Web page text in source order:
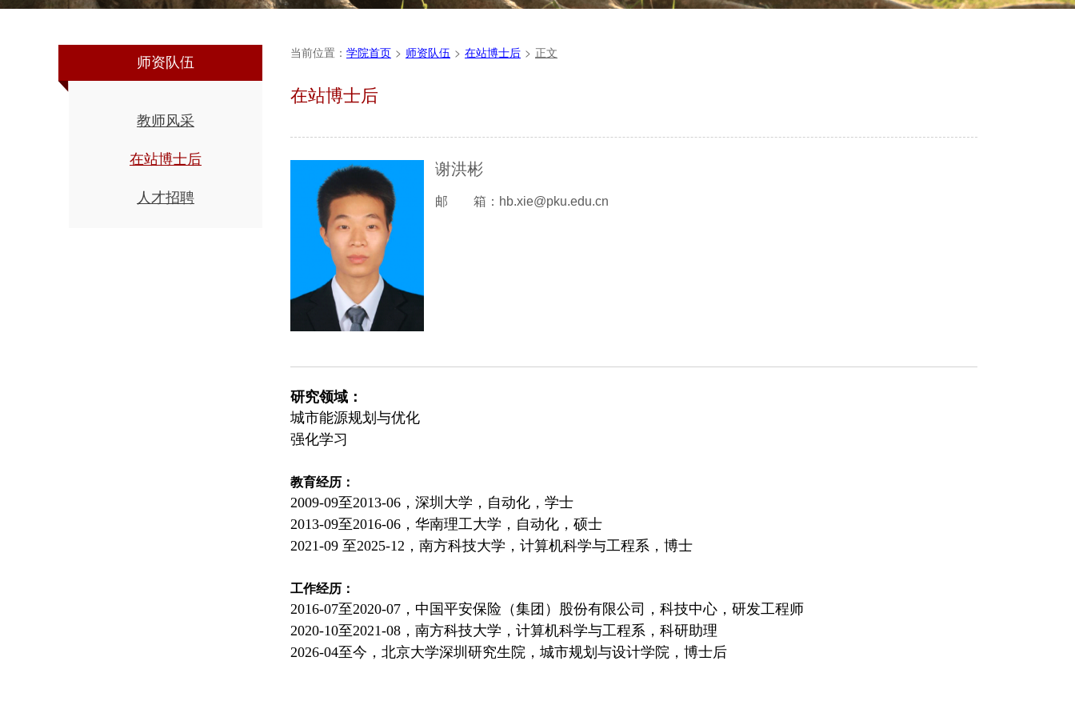
师资队伍
教师风采
在站博士后
人才招聘
当前位置： 学院首页 > 师资队伍 > 在站博士后 > 正文
在站博士后
谢洪彬
邮 箱：hb.xie@pku.edu.cn
研究领域：
城市能源规划与优化
强化学习
教育经历：
2009-09至2013-06，深圳大学，自动化，学士
2013-09至2016-06，华南理工大学，自动化，硕士
2021-09 至2025-12，南方科技大学，计算机科学与工程系，博士
工作经历：
2016-07至2020-07，中国平安保险（集团）股份有限公司，科技中心，研发工程师
2020-10至2021-08，南方科技大学，计算机科学与工程系，科研助理
2026-04至今，北京大学深圳研究生院，城市规划与设计学院，博士后